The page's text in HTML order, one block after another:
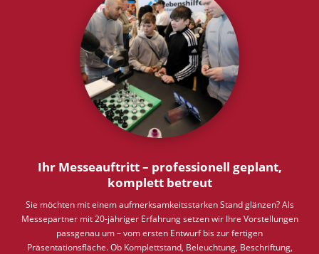
Ihr Messeauftritt – professionell geplant,
komplett betreut
Sie möchten mit einem aufmerksamkeitsstarken Stand glänzen? Als
Messepartner mit 20-jähriger Erfahrung setzen wir Ihre Vorstellungen
passgenau um – vom ersten Entwurf bis zur fertigen
Präsentationsfläche. Ob Komplettstand, Beleuchtung, Beschriftung,